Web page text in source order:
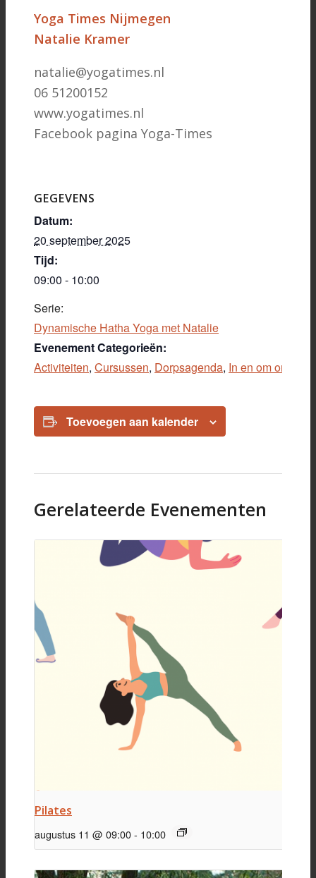
Yoga Times Nijmegen
Natalie Kramer
natalie@yogatimes.nl
06 51200152
www.yogatimes.nl
Facebook pagina Yoga-Times
GEGEVENS
Datum:
20 september 2025
Tijd:
09:00 - 10:00
Serie:
Dynamische Hatha Yoga met Natalie
Evenement Categorieën:
Activiteiten, Cursussen, Dorpsagenda, In en om ons
Toevoegen aan kalender
Gerelateerde Evenementen
Pilates
augustus 11 @ 09:00- 10:00